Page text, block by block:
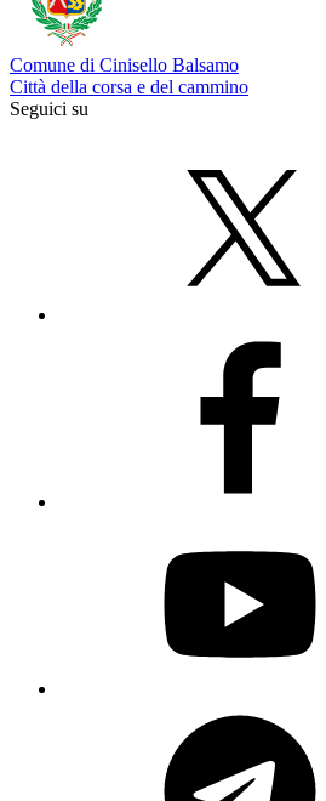
Comune di Cinisello Balsamo
Città della corsa e del cammino
Seguici su